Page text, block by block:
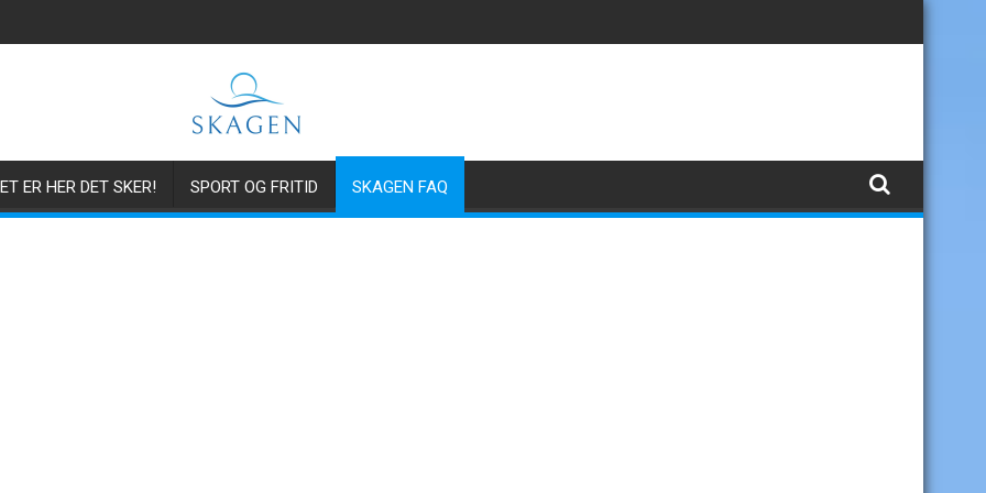
ER HER DET SKER! SPORT OG FRITID SKAGEN FAQ